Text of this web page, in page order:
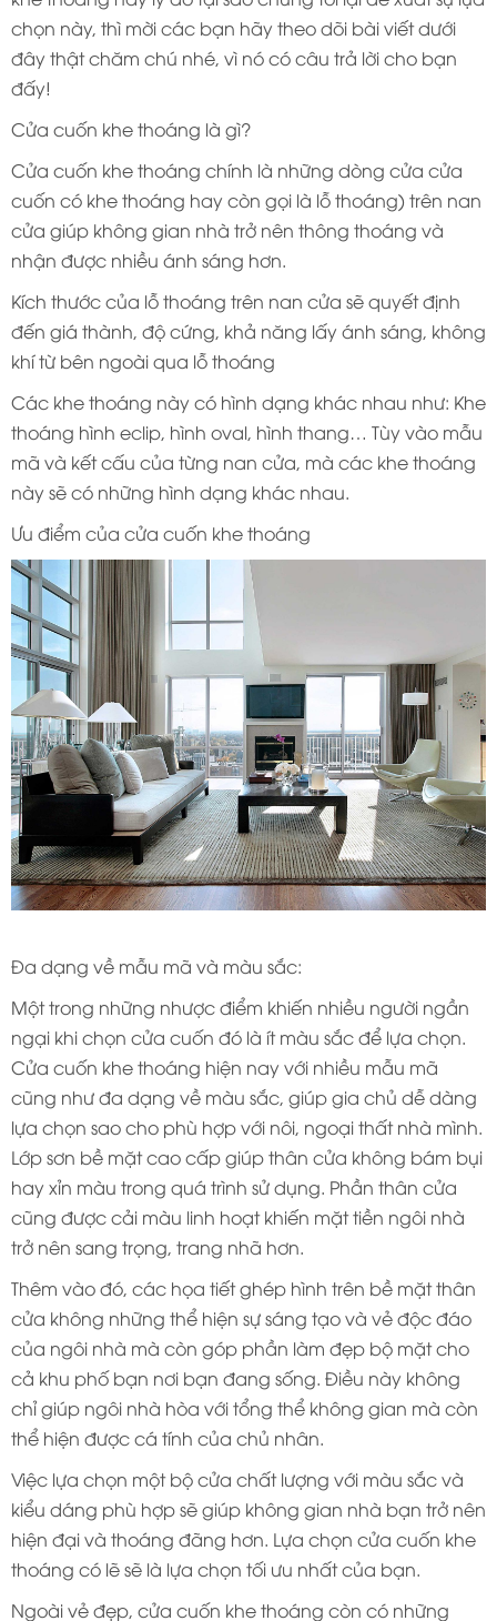
chọn này, thì mời các bạn hãy theo dõi bài viết dưới
đây thật chăm chú nhé, vì nó có câu trả lời cho bạn
đấy!
Cửa cuốn khe thoáng là gì?
Cửa cuốn khe thoáng chính là những dòng cửa cửa
cuốn có khe thoáng hay còn gọi là lỗ thoáng) trên nan
cửa giúp không gian nhà trở nên thông thoáng và
nhận được nhiều ánh sáng hơn.
Kích thước của lỗ thoáng trên nan cửa sẽ quyết định
đến giá thành, độ cứng, khả năng lấy ánh sáng, không
khí từ bên ngoài qua lỗ thoáng
Các khe thoáng này có hình dạng khác nhau như: Khe
thoáng hình eclip, hình oval, hình thang… Tùy vào mẫu
mã và kết cấu của từng nan cửa, mà các khe thoáng
này sẽ có những hình dạng khác nhau.
Ưu điểm của cửa cuốn khe thoáng
Đa dạng về mẫu mã và màu sắc:
Một trong những nhược điểm khiến nhiều người ngần
ngại khi chọn cửa cuốn đó là ít màu sắc để lựa chọn.
Cửa cuốn khe thoáng hiện nay với nhiều mẫu mã
cũng như đa dạng về màu sắc, giúp gia chủ dễ dàng
lựa chọn sao cho phù hợp với nôi, ngoại thất nhà mình.
Lớp sơn bề mặt cao cấp giúp thân cửa không bám bụi
hay xỉn màu trong quá trình sử dụng. Phần thân cửa
cũng được cải màu linh hoạt khiến mặt tiền ngôi nhà
trở nên sang trọng, trang nhã hơn.
Thêm vào đó, các họa tiết ghép hình trên bề mặt thân
cửa không những thể hiện sự sáng tạo và vẻ độc đáo
của ngôi nhà mà còn góp phần làm đẹp bộ mặt cho
cả khu phố bạn nơi bạn đang sống. Điều này không
chỉ giúp ngôi nhà hòa với tổng thể không gian mà còn
thể hiện được cá tính của chủ nhân.
Việc lựa chọn một bộ cửa chất lượng với màu sắc và
kiểu dáng phù hợp sẽ giúp không gian nhà bạn trở nên
hiện đại và thoáng đãng hơn. Lựa chọn cửa cuốn khe
thoáng có lẽ sẽ là lựa chọn tối ưu nhất của bạn.
Ngoài vẻ đẹp, cửa cuốn khe thoáng còn có những